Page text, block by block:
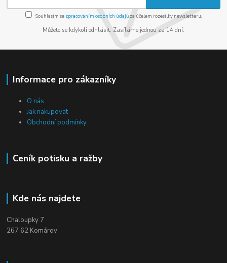
Souhlasím se zpracováním osobních údajůza účelem rozesílky newsletteru.
Můžete se kdykoli odhlásit. Zasíláme jednou za 14 dní.
Informace pro zákazníky
O nás
Jak nakupovat
Obchodní podmínky
Ceník potisku a ražby
Kde nás najdete
Chaloupky 7
267 62 Komárov